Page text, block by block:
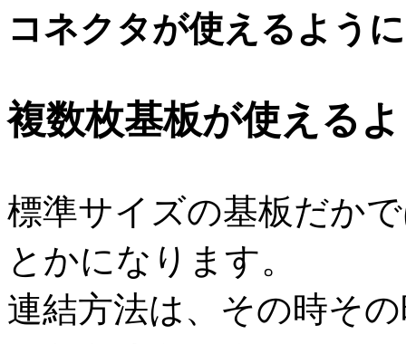
コネクタが使えるよう
複数枚基板が使える
標準サイズの基板だか
とかになります。
連結方法は、その時そ